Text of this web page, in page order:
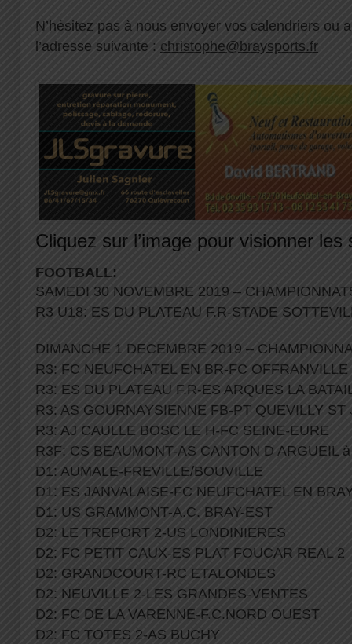
N’hésitez pas à nous envoyer vos calendriers ou
l’adresse suivante : christophe@braysports.fr
Cliquez sur l’image pour visionner
FOOTBALL:
SAMEDI 30 NOVEMBRE 2019 –
R3 U18: ES DU PLATEAU F.R-STADE
DIMANCHE 1 DECEMBRE 2019 –
R3: FC NEUFCHATEL EN BR-FC OFFRANVILLE
R3: ES DU PLATEAU F.R-ES ARQUES LA
R3: AS GOURNAYSIENNE FB-PT QUEVILLY ST
R3: AJ CAULLE BOSC LE H-FC SEINE-EURE
R3F: CS BEAUMONT-AS CANTON D ARGUEIL
D1: AUMALE-FREVILLE/BOUVILLE
D1: ES JANVALAISE-FC NEUFCHATEL EN
D1: US GRAMMONT-A.C. BRAY-EST
D2: LE TREPORT 2-US LONDINIERES
D2: FC PETIT CAUX-ES PLAT FOUCAR REAL 2
D2: GRANDCOURT-RC ETALONDES
D2: NEUVILLE 2-LES GRANDES-VENTES
D2: FC DE LA VARENNE-F.C.NORD OUEST
D2: FC TOTES 2-AS BUCHY